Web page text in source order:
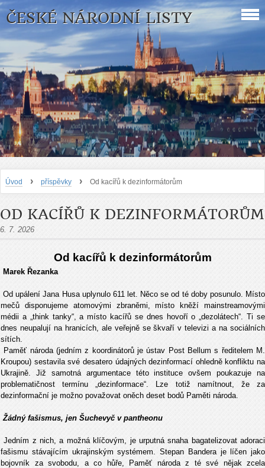
ČESKÉ NÁRODNÍ LISTY
Úvod › příspěvky › Od kacířů k dezinformátorům
OD KACÍŘŮ K DEZINFORMÁTORŮM
6. 7. 2026
Od kacířů k dezinformátorům
Marek Řezanka
Od upálení Jana Husa uplynulo 611 let. Něco se od té doby posunulo. Místo
mečů disponujeme atomovými zbraněmi, místo kněží mainstreamovými
médii a „think tanky“, a místo kacířů se dnes hovoří o „dezolátech“. Ti se
dnes neupalují na hranicích, ale veřejně se škvaří v televizi a na sociálních
sítích.
Paměť národa (jedním z koordinátorů je ústav Post Bellum s ředitelem M.
Kroupou) sestavila své desatero údajných dezinformací ohledně konfliktu na
Ukrajině. Již samotná argumentace této instituce ovšem poukazuje na
problematičnost termínu „dezinformace“. Lze totiž namítnout, že za
dezinformační je možno považovat oněch deset bodů Paměti národa.
Žádný fašismus, jen Šuchevyč v pantheonu
Jedním z nich, a možná klíčovým, je urputná snaha bagatelizovat adoraci
fašismu stávajícím ukrajinským systémem. Stepan Bandera je líčen jako
bojovník za svobodu, a co hůře, Paměť národa z té své nějak zcela